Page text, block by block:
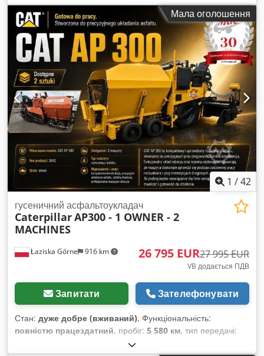
Мала оголошення
1 /42
Łaziska Górne 916 km
гусеничний асфальтоукладач
CaterpillarAP300 - 1 OWNER - 2
MACHINES
26 795 EUR27 995 EUR
VB додається ПДВ
Запитати Зателефонувати
Стан: дуже добре (вживаний), Функціональність:
повністю працездатний, пробіг: 5 580 км, тип передачі:
дизель